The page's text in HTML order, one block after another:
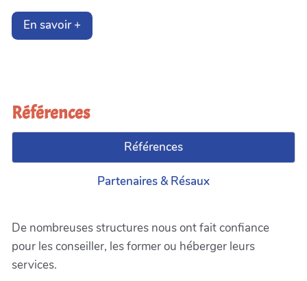
En savoir +
Références
Références
Partenaires & Résaux
De nombreuses structures nous ont fait confiance
pour les conseiller, les former ou héberger leurs
services.